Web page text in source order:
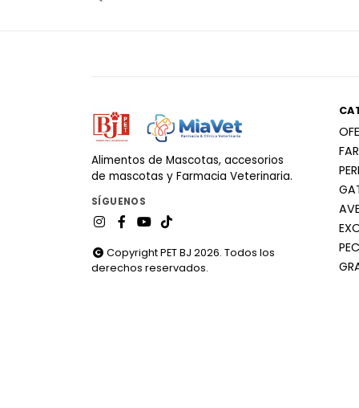
Alimentos de Mascotas, accesorios
de mascotas y Farmacia Veterinaria.
SÍGUENOS
Copyright PET BJ 2026. Todos los
derechos reservados.